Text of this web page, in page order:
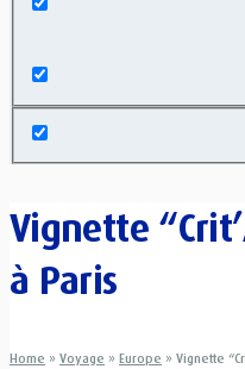
Vignette
à Paris
Home » Voyage » Europe » Vignette